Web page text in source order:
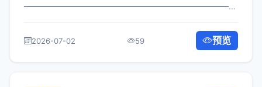
机构： 为深入贯彻落实习近平总书记关...
2026-07-02 59 预览